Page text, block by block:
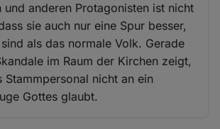
und anderen Protagonisten ist nicht
sie auch nur eine Spur besser,
als das normale Volk. Gerade
im Raum der Kirchen zeigt,
Stammpersonal nicht an ein
Gottes glaubt.